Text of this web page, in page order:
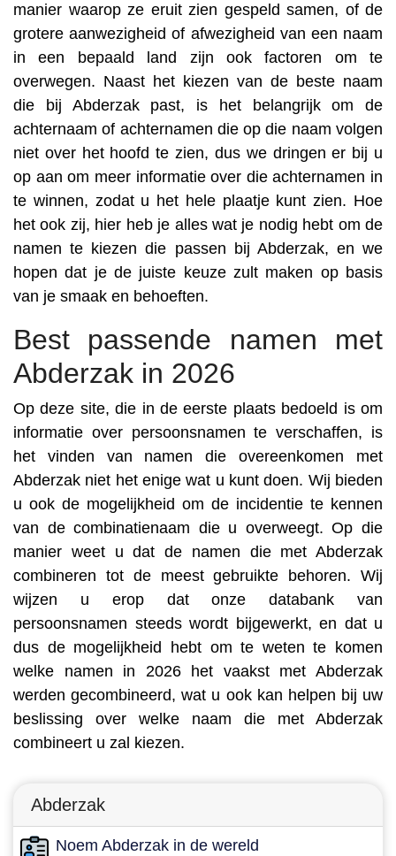
manier waarop ze eruit zien gespeld samen, of de
grotere aanwezigheid of afwezigheid van een naam
in een bepaald land zijn ook factoren om te
overwegen. Naast het kiezen van de beste naam
die bij Abderzak past, is het belangrijk om de
achternaam of achternamen die op die naam volgen
niet over het hoofd te zien, dus we dringen er bij u
op aan om meer informatie over die achternamen in
te winnen, zodat u het hele plaatje kunt zien. Hoe
het ook zij, hier heb je alles wat je nodig hebt om de
namen te kiezen die passen bij Abderzak, en we
hopen dat je de juiste keuze zult maken op basis
van je smaak en behoeften.
Best passende namen met
Abderzak in 2026
Op deze site, die in de eerste plaats bedoeld is om
informatie over persoonsnamen te verschaffen, is
het vinden van namen die overeenkomen met
Abderzak niet het enige wat u kunt doen. Wij bieden
u ook de mogelijkheid om de incidentie te kennen
van de combinatienaam die u overweegt. Op die
manier weet u dat de namen die met Abderzak
combineren tot de meest gebruikte behoren. Wij
wijzen u erop dat onze databank van
persoonsnamen steeds wordt bijgewerkt, en dat u
dus de mogelijkheid hebt om te weten te komen
welke namen in 2026 het vaakst met Abderzak
werden gecombineerd, wat u ook kan helpen bij uw
beslissing over welke naam die met Abderzak
combineert u zal kiezen.
Abderzak
Noem Abderzak in de wereld